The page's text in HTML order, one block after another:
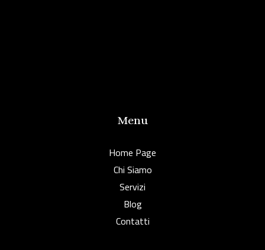
Menu
Home Page
Chi Siamo
Servizi
Blog
Contatti